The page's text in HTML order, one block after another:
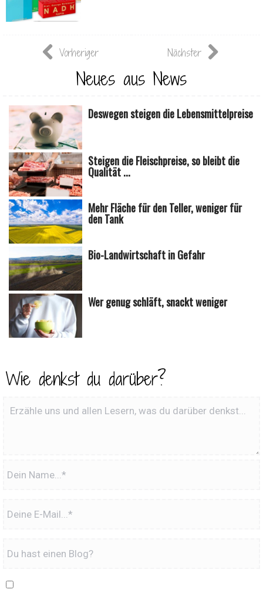
Vorheriger Nächster
Neues aus News
Deswegen steigen die Lebensmittelpreise
Steigen die Fleischpreise, so bleibt die
Qualität ...
Mehr Fläche für den Teller, weniger für
den Tank
Bio-Landwirtschaft in Gefahr
Wer genug schläft, snackt weniger
Wie denkst du darüber?